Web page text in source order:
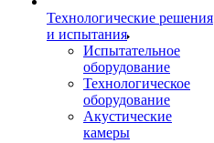
Технологические решения
и испытания
Испытательное
оборудование
Технологическое
оборудование
Акустические
камеры